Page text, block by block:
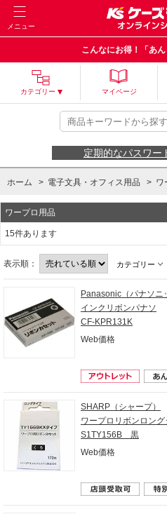
メニュー
こんなにお得！「あん
カテゴリー マイページ
定期的なパスワー
ホーム > 電子文具・オフィス用品 > ワ
ワープロ用品
15件あります
表示順： カテゴリー
Panasonic（パナソニ
インクリボンパナソ
CF-KPR131K
Web価格
SHARP（シャープ）
ワープロリボンロング
S1TY156B 黒
Web価格